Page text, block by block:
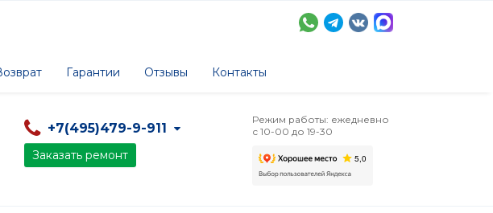
Гарантии Отзывы Контакты
+7(495)479-9-911
Заказать ремонт
Режим работы: ежедневно
с 10-00 до 19-30